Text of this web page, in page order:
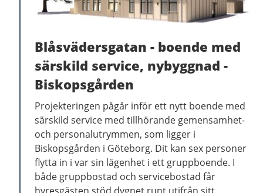
Blåsvädersgatan - boende med
särskild service, nybyggnad -
Biskopsgården
Projekteringen pågår inför ett nytt boende med
särskild service med tillhörande gemensamhet-
och personalutrymmen, som ligger i
Biskopsgården i Göteborg. Dit kan sex personer
flytta in i var sin lägenhet i ett gruppboende. I
både gruppbostad och servicebostad får